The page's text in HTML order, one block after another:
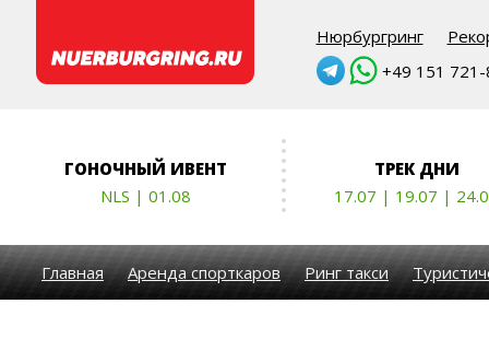
Нюрбургринг
+49 151 721-
ГОНОЧНЫЙ ИВЕНТ
NLS | 01.08
ТРЕК ДНИ
17.07 | 19.07 |
Главная Аренда спорткаров Ринг такси